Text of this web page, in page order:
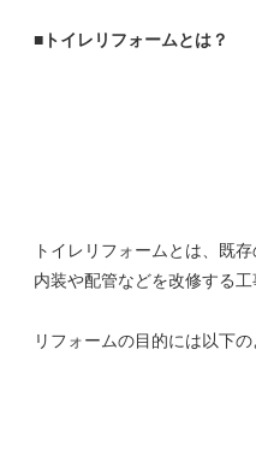
■トイレリフォームとは？
トイレリフォームとは、既
内装や配管などを改修する工
リフォームの目的には以下の